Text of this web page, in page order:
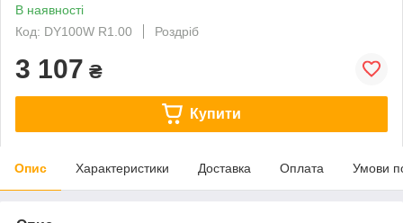
В наявності
Код: DY100W R1.00
Роздріб
3 107 ₴
Купити
Опис Характеристики Доставка Оплата Умови